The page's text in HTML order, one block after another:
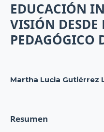
EDUCACIÓN
VISIÓN DESDE
PEDAGÓGICO
Martha Lucia Gutiérrez
Resumen